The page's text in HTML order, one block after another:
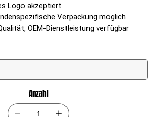
Logo akzeptiert
Verpackung möglich
OEM-Dienstleistung verfügbar
Anzahl